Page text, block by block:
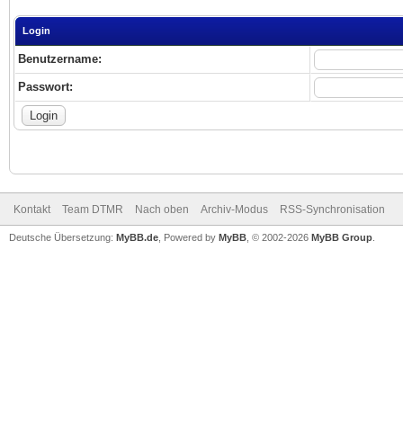
Login
Benutzername:
Passwort:
Kontakt Team DTMR Nach oben Archiv-Modus RSS-Synchronisation
Deutsche Übersetzung: MyBB.de , Powered by MyBB , © 2002-2026 MyBB Group